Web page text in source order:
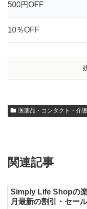
500円OFF
10％OFF
医薬品・コンタクト・介護
関連記事
Simply Life Shopの
月最新の割引・セー